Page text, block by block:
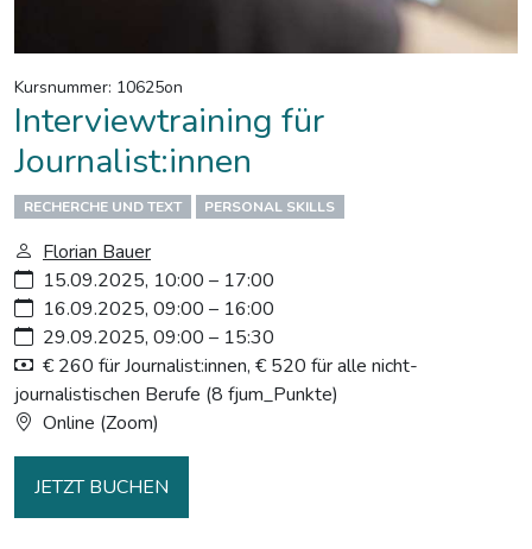
Kursnummer: 10625on
Interviewtraining für
Journalist:innen
RECHERCHE UND TEXT PERSONAL SKILLS
Florian Bauer
15.09.2025, 10:00 – 17:00
16.09.2025, 09:00 – 16:00
29.09.2025, 09:00 – 15:30
€ 260 für Journalist:innen, € 520 für alle nicht-
journalistischen Berufe (8 fjum_Punkte)
Online (Zoom)
JETZT BUCHEN